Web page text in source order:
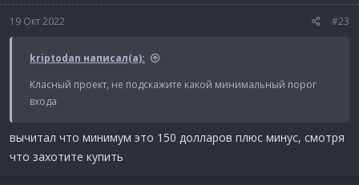
19 Окт 2022 #23
kriptodan написал(а):
Класный проект, не подскажите какой минимальный порог
входа
вычитал что минимум это 150 долларов плюс минус, смотря
что захотите купить